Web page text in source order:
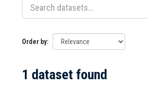
Order by
1 dataset found